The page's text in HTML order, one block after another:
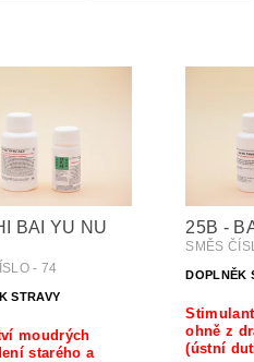
BAI YU NU
- 74
STRAVY
moudrých
starého a
25B -
SMĚS
DOPLNĚK
ohně z
(ústní